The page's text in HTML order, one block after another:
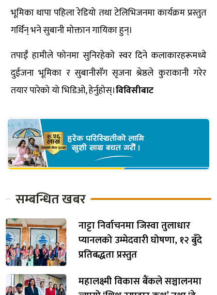
भूमिका थापा पहिला रेडियो तथा टेलिभिजनमा कार्यक्रम प्रस्तुत
गर्थिन् भने सुबानी मोक्तान गायिका हुन्।
तपाईँ हामीले फोनमा सुनिरहेको स्वर दिने कलाकारहरूमध्ये
दुईजना भूमिका र सुबानीसँग सृजना श्रेष्ठले कुराकानी गरेर
तयार पारेको यो भिडिओ, हेर्नुहोस्।विविसीबाट
सम्बन्धित खबर
नाट्टा निर्वाचनमा जिस्वा तुलाधार
प्यानलको उम्मेदवारी घोषणा, १२ बुँदे
प्रतिबद्धता प्रस्तुत
महालक्ष्मी विकास बैंकले सञ्चालनमा